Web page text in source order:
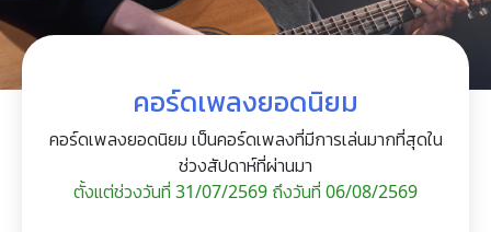
คอร์ดเพลงยอดนิยม
คอร์ดเพลงยอดนิยม เป็นคอร์ดเพลงที่มีการเล่นมากที่สุดใน
ช่วงสัปดาห์ที่ผ่านมา
ตั้งแต่ช่วงวันที่ 31/07/2569 ถึงวันที่ 06/08/2569